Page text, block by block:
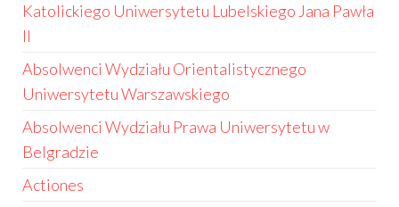
Katolickiego Uniwersytetu Lubelskiego Jana Pawła
II
Absolwenci Wydziału Orientalistycznego
Uniwersytetu Warszawskiego
Absolwenci Wydziału Prawa Uniwersytetu w
Belgradzie
Actiones